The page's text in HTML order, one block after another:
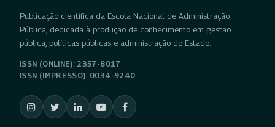
Publicação científica da Escola Nacional de Administração
Pública, dedicada à produção de conhecimento em gestão
pública, políticas públicas e administração do Estado.
ISSN (ONLINE): 2357-8017
ISSN (IMPRESSO): 0034-9240